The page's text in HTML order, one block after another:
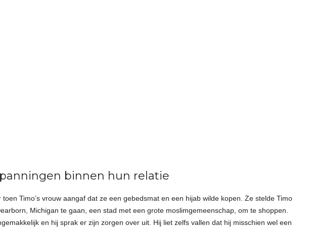
binnen hun relatie
toen Timo’s vrouw aangaf dat ze een gebedsmat en een hijab wilde kopen. Ze stelde Timo
Michigan te gaan, een stad met een grote moslimgemeenschap, om te shoppen.
en hij sprak er zijn zorgen over uit. Hij liet zelfs vallen dat hij misschien wel een